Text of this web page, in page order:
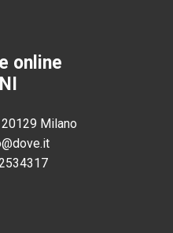
online
Milano